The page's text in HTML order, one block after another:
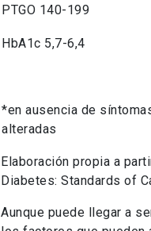
PTGO 140-199
HbA1c 5,7-6,4
*en ausencia de
alteradas
Elaboración propia a
Diabetes: Standards of
Aunque puede llegar a